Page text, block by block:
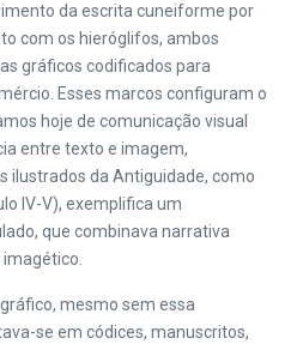
da escrita cuneiforme por
com os hieróglifos, ambos
gráficos codificados para
Esses marcos configuram o
hoje de comunicação visual
entre texto e imagem,
ilustrados da Antiguidade, como
IV-V), exemplifica um
que combinava narrativa
mesmo sem essa
se em códices, manuscritos,